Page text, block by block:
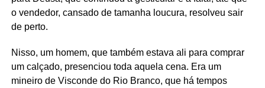
o vendedor, cansado de tamanha loucura, resolveu sair
de perto.
Nisso, um homem, que também estava ali para comprar
um calçado, presenciou toda aquela cena. Era um
mineiro de Visconde do Rio Branco, que há tempos